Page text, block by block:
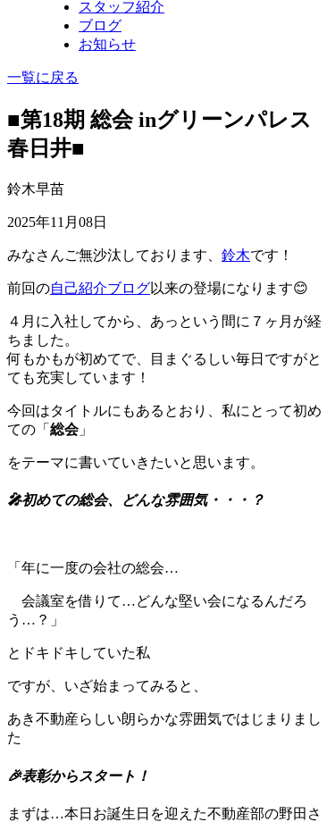
スタッフ紹介
ブログ
お知らせ
一覧に戻る
■第18期 総会 inグリーンパレス
春日井■
鈴木早苗
2025年11月08日
みなさんご無沙汰しております、 鈴木です！
前回の自己紹介ブログ以来の登場になります😊
４月に入社してから、あっという間に７ヶ月が経
ちました。
何もかもが初めてで、目まぐるしい毎日ですがと
ても充実しています！
今回はタイトルにもあるとおり、私にとって初め
ての「 総会」
をテーマに書いていきたいと思います。
🎤初めての総会、どんな雰囲気・・・？
「年に一度の会社の総会…
会議室を借りて…どんな堅い会になるんだろ
う…？」
とドキドキしていた私
ですが、いざ始まってみると、
あき不動産らしい朗らかな雰囲気ではじまりまし
た
🎉表彰からスタート！
まずは…本日お誕生日を迎えた不動産部の野田さ